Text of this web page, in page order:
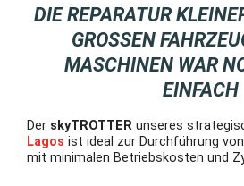
DIE REPARATUR
GROSSEN
ASCHINEN WAR
INFACH
Der skyTROTTER unseres
Lagos ist ideal zur Durchführung
mit minimalen Betriebskosten und